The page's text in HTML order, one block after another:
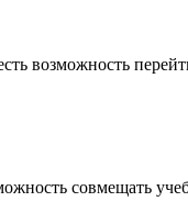
возможность
совмещать